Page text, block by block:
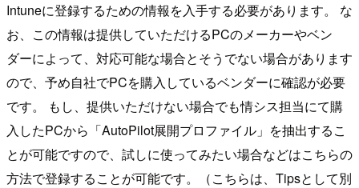
Intuneに登録するための情報を入手する必要があります。 な
お、この情報は提供していただけるPCのメーカーやベン
ダーによって、対応可能な場合とそうでない場合があります
ので、予め自社でPCを購入しているベンダーに確認が必要
です。 もし、提供いただけない場合でも情シス担当にて購
入したPCから「AutoPilot展開プロファイル」を抽出するこ
とが可能ですので、試しに使ってみたい場合などはこちらの
方法で登録することが可能です。（こちらは、Tipsとして別